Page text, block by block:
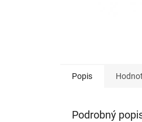
Popis
Podrobný